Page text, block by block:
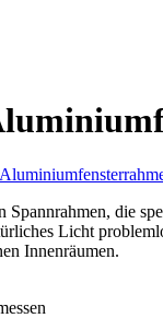
die
Licht
Innenräumen.